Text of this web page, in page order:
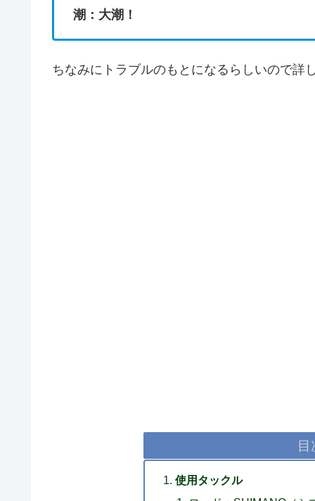
潮：大潮！
ちなみにトラブルのもとになるらしいので詳
目
使用タックル